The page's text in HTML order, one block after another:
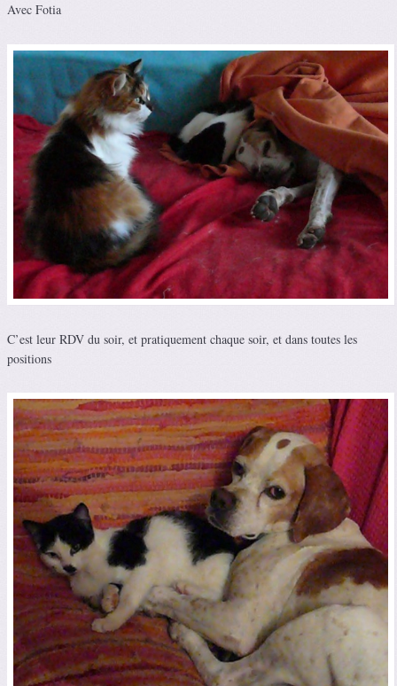
Avec Fotia
C’est leur RDV du soir, et pratiquement chaque soir, et dans toutes les
positions